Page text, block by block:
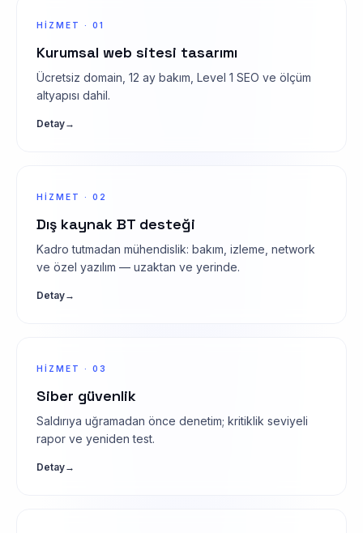
HIZMET · 01
Kurumsal web sitesi tasarımı
Ücretsiz domain, 12 ay bakım, Level 1 SEO ve ölçüm
altyapısı dahil.
Detay→
HIZMET · 02
Dış kaynak BT desteği
Kadro tutmadan mühendislik: bakım, izleme, network
ve özel yazılım — uzaktan ve yerinde.
Detay→
HIZMET · 03
Siber güvenlik
Saldırıya uğramadan önce denetim; kritiklik seviyeli
rapor ve yeniden test.
Detay→